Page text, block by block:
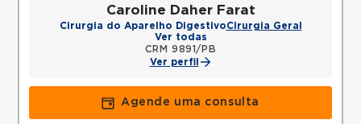
Caroline Daher Farat
Cirurgia do Aparelho DigestivoCirurgia Geral
Ver todas
CRM 9891/PB
Ver perfil
Agende uma consulta